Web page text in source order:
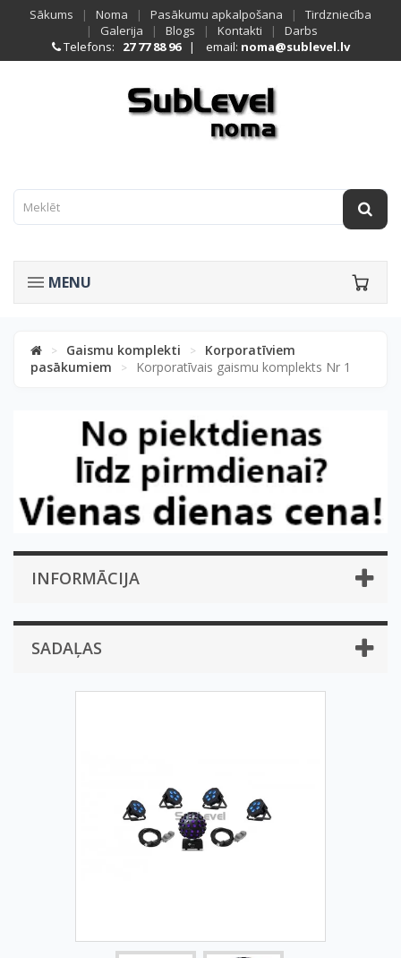
Sākums | Noma | Pasākumu apkalpošana |
Tirdzniecība
|
Galerija | Blogs | Kontakti |
Darbs
Telefons:
27 77 88 96| email: noma@sublevel.lv
MENU
> Gaismu komplekti >
Korporatīviem
pasākumiem
> Korporatīvais gaismu komplekts Nr 1
INFORMĀCIJA
SADAĻAS